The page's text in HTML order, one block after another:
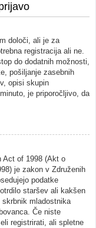
določi, ali je za
registracija ali ne.
do dodatnih možnosti,
pošiljanje zasebnih
opisi skupin
je priporočljivo, da
Act of 1998 (Akt o
je zakon v Združenih
podatke
staršev ali kakšen
mladostnika
Če niste
registrirati, ali spletne